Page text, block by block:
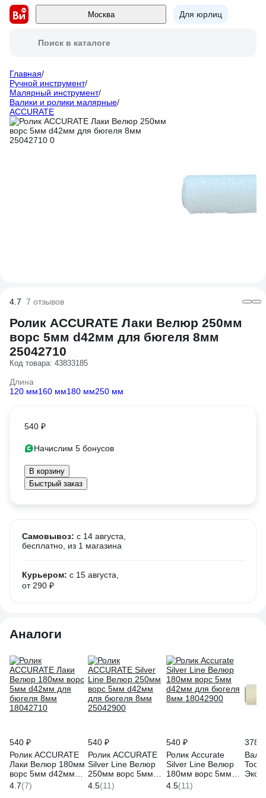
Москва Для юрлиц
Поиск в каталоге
Главная/
Ручной инструмент/
Малярный инструмент/
Валики и ролики малярные/
ACCURATE
4.7 7 отзывов
Ролик ACCURATE Лаки Велюр 250мм
ворс 5мм d42мм для бюгеля 8мм
25042710
Код товара: 43833185
Длина
120 мм160 мм180 мм250 мм
540 ₽
Начислим 5 бонусов
В корзину
Быстрый заказ
Самовывоз: c 14 августа,
бесплатно , из 1 магазина
Курьером: c 15 августа,
от 290 ₽
Аналоги
540 ₽
Ролик ACCURATE
Лаки Велюр 180мм
ворс 5мм d42мм
для бюгеля 8мм
18042710
4.7(7)
540 ₽
Ролик ACCURATE
Silver Line Велюр
250мм ворс 5мм
d42мм для бюгеля
8мм 25042900
4.5(11)
540 ₽
Ролик Accurate
Silver Line Велюр
180мм ворс 5мм
d42мм для бюгеля
8мм 18042900
4.5(11)
378 ₽